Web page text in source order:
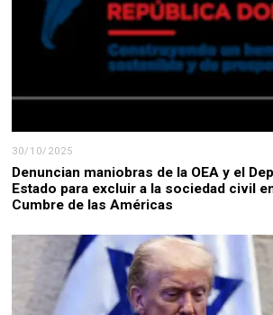
30/10/2025
Denuncian maniobras de la OEA y el
Estado para excluir a la sociedad civil
Cumbre de las Américas